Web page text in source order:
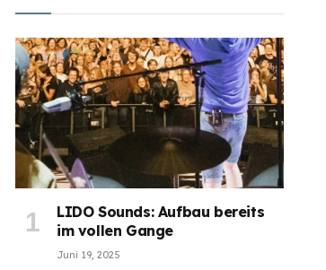
LIDO Sounds: Aufbau bereits
im vollen Gange
Juni 19, 2025